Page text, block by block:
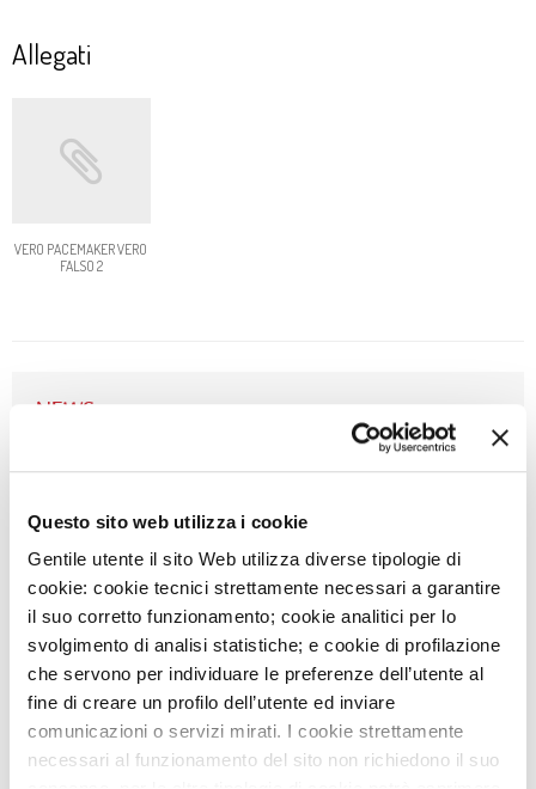
Questo sito web utilizza i cookie
Gentile utente il sito Web utilizza diverse tipologie di
cookie: cookie tecnici strettamente necessari a garantire
il suo corretto funzionamento; cookie analitici per lo
svolgimento di analisi statistiche; e cookie di profilazione
che servono per individuare le preferenze dell’utente al
fine di creare un profilo dell’utente ed inviare
comunicazioni o servizi mirati. I cookie strettamente
necessari al funzionamento del sito non richiedono il suo
Allegati
VERO PACEMAKER VERO
FALSO 2
NEWS
IEO E MONZINO, MODELLI DI OSPEDALI GREEN IN
29
DIVENTA VOLONTARIO SOTTOVOCE: UN GESTO CHE
FA LA DIFFERENZA
27 LUG
AVVISO: CHIUSURA SERVIZI
8 LUG
NIGHT RUN MONZINO: PUNTO ISCRIZIONI GIOVEDÌ